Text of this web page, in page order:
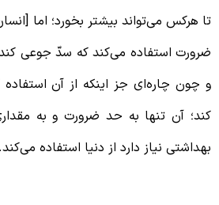
هرکس می‌تواند بیشتر بخورد؛ اما
استفاده می‌کند که سد‌ّ جوعی کند
چون چاره‌ای جز اینکه از آن استفاده
آن تنها به حد ضرورت و به
نیاز دارد از دنیا استفاده می‌کند.